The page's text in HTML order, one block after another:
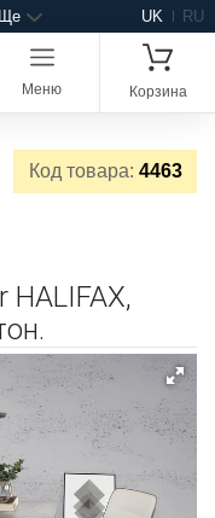
Ще UK RU
Меню Корзина
Код товара: 4463